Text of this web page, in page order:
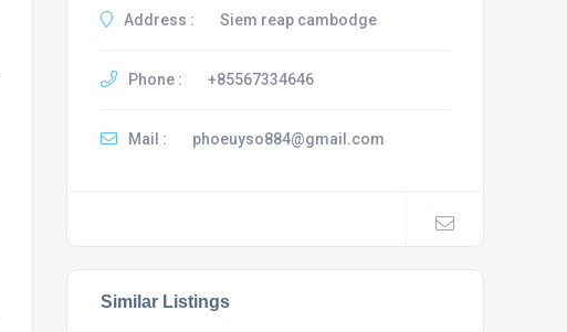
Address : Siem reap cambodge
Phone : +85567334646
Mail : phoeuyso884@gmail.com
Similar Listings